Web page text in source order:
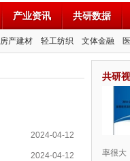
产业资讯 共研数据
房产建材 轻工纺织 文体金融
2024-04-12
2024-04-12
共研
率很大